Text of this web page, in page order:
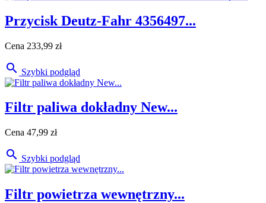
Przycisk Deutz-Fahr 4356497...
Cena 233,99 zł
 Szybki podgląd
Filtr paliwa dokładny New...
Cena 47,99 zł
 Szybki podgląd
Filtr powietrza wewnętrzny...